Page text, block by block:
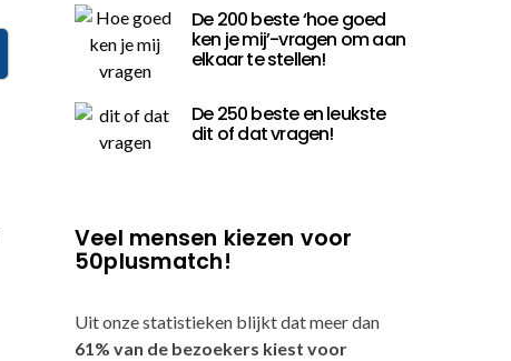
De 200 beste ‘hoe goed
ken je mij’-vragen om aan
elkaar te stellen!
De 250 beste en leukste
dit of dat vragen!
Veel mensen kiezen voor
50plusmatch!
Uit onze statistieken blijkt dat meer dan
61% van de bezoekers kiest voor